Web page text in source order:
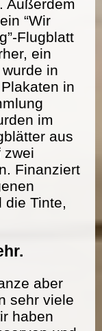
Außerdem
“Wir
Flugblatt
ein
in
in
im
aus
zwei
Finanziert
die Tinte,
aber
sehr viele
haben